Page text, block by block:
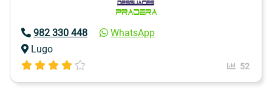
982 330 448
WhatsApp
Lugo
52